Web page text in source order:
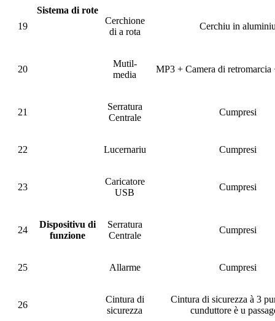
Sistema di rote
19
Cerchione
di a rota
Cerchiu in
20
Dispositivu di
funzione
Mutil-
media
MP3 + Camera di retromarcia
21
Serratura
Centrale
Cumpresi
22 Lucernariu Cumpresi
23
Caricatore
USB
Cumpresi
24
Serratura
Centrale
Cumpresi
25 Allarme Cumpresi
26
Cintura di
sicurezza
Cintura di sicurezza à 3
cunduttore è u